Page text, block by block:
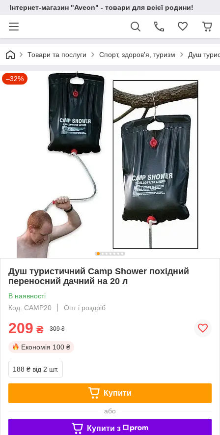
Інтернет-магазин "Aveon" - товари для всієї родини!
Товари та послуги Спорт, здоров'я, туризм Душ
–32%
Душ туристичний Camp Shower похідний
переносний дачний на 20 л
В наявності
Код: CAMP20
Опт і роздріб
209 ₴ 309 ₴
Економія 100 ₴
188 ₴ від 2 шт.
Купити
або
Купити з